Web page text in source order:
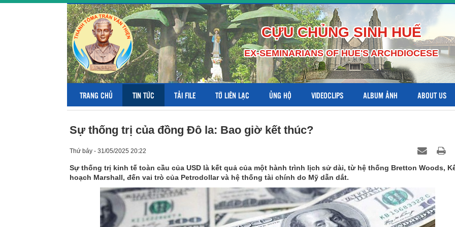
CỰU CHỦNG SINH HUẾ
EX-SEMINARIANS OF HUE'S ARCHDIOCESE
TRANG CHỦ TIN TỨC TẢI FILE TỜ LIÊN LẠC ỦNG HỘ VIDEOCLIPS ALBUM ẢNH ABOUT US
Sự thống trị của đồng Đô la: Bao giờ kết thúc?
Thứ bảy - 31/05/2025 20:22
Sự thống trị kinh tế toàn cầu của USD là kết quả của một hành trình lịch sử dài, từ hệ thống Bretton Woods,
hoạch Marshall, đến vai trò của Petrodollar và hệ thống tài chính do Mỹ dẫn dắt.